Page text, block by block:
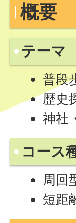
概要
テーマ
普段
歴史
神社
コース
周回
短距